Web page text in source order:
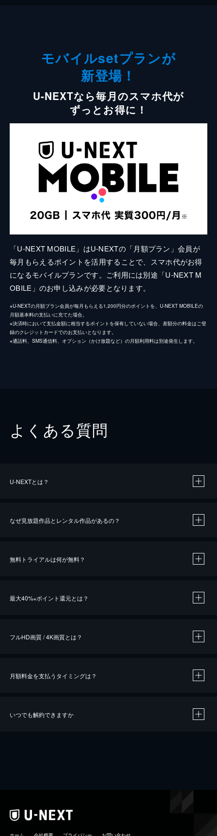
モバイルsetプランが
新登場！
U-NEXTなら毎月のスマホ代が
ずっとお得に！
「U-NEXT MOBILE」はU-NEXTの「月額プラン」会員が
毎月もらえるポイントを活用することで、スマホ代がお得
になるモバイルプランです。ご利用には別途「U-NEXT M
OBILE」のお申し込みが必要となります。
※U-NEXTの月額プラン会員が毎月もらえる1,200円分のポイントを、U-NEXT MOBILEの
月額基本料の支払いに充てた場合。
※決済時において支払金額に相当するポイントを保有していない場合、差額分の料金はご登
録のクレジットカードでのお支払いとなります。
※通話料、SMS通信料、オプション（かけ放題など）の月額利用料は別途発生します。
よくある質問
U-NEXTとは？
なぜ見放題作品とレンタル作品があるの？
無料トライアルは何が無料？
最大40%※ポイント還元とは？
※40％ポイント還元の対象は、クレジットカード決済による作品の購入 / レンタルです。
フルHD画質 / 4K画質とは？
月額料金を支払うタイミングは？
いつでも解約できますか